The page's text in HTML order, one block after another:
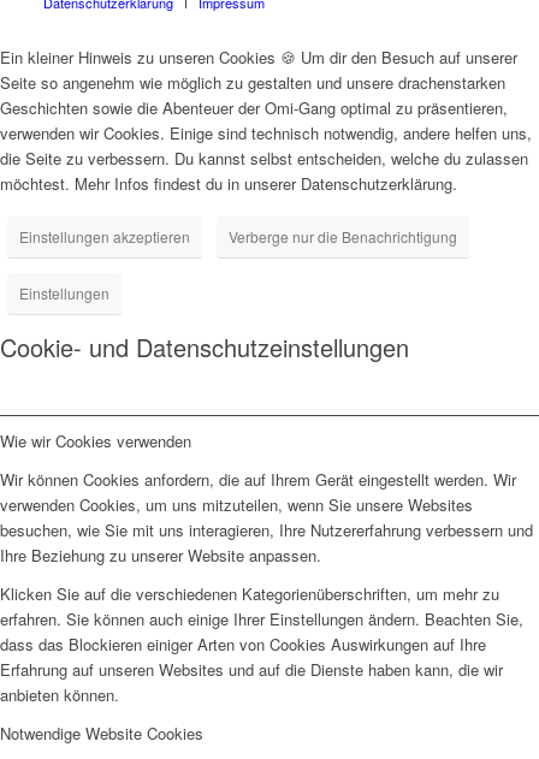
Ein kleiner Hinweis zu unseren Cookies 🍪 Um dir den Besuch auf unserer
Seite so angenehm wie möglich zu gestalten und unsere drachenstarken
Geschichten sowie die Abenteuer der Omi-Gang optimal zu präsentieren,
verwenden wir Cookies. Einige sind technisch notwendig, andere helfen uns,
die Seite zu verbessern. Du kannst selbst entscheiden, welche du zulassen
möchtest. Mehr Infos findest du in unserer Datenschutzerklärung.
Einstellungen akzeptieren Verberge nur die Benachrichtigung
Einstellungen
Cookie- und Datenschutzeinstellungen
Wie wir Cookies verwenden
Wir können Cookies anfordern, die auf Ihrem Gerät eingestellt werden. Wir
verwenden Cookies, um uns mitzuteilen, wenn Sie unsere Websites
besuchen, wie Sie mit uns interagieren, Ihre Nutzererfahrung verbessern und
Ihre Beziehung zu unserer Website anpassen.
Klicken Sie auf die verschiedenen Kategorienüberschriften, um mehr zu
erfahren. Sie können auch einige Ihrer Einstellungen ändern. Beachten Sie,
dass das Blockieren einiger Arten von Cookies Auswirkungen auf Ihre
Erfahrung auf unseren Websites und auf die Dienste haben kann, die wir
anbieten können.
Notwendige Website Cookies